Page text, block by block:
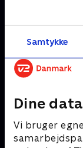
Samtykke
Dine
Vi bruger
for at få bugt med
Andre så